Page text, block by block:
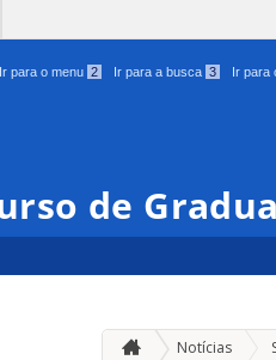
Ir para o menu 2 Ir para a busca 3 Ir para
de
Notícias